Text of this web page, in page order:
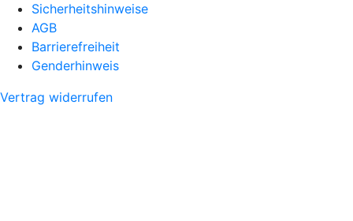
Sicherheitshinweise
AGB
Barrierefreiheit
Genderhinweis
Vertrag widerrufen